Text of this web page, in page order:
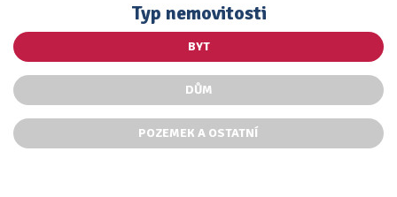
Typ nemovitosti
BYT
DŮM
POZEMEK A OSTATNÍ